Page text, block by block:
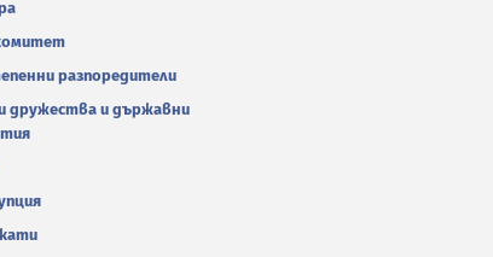
разпоредители
дружества и държавни